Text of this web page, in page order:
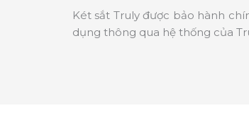
Két sắt Truly được bảo hành
dụng thông qua hệ thống của